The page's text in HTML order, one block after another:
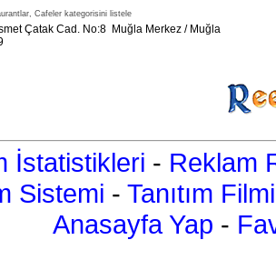
Cafeler kategorisini listele
Çatak Cad. No:8 Muğla Merkez / Muğla
İstatistikleri - Reklam
Sistemi - Tanıtım Filmi
Anasayfa Yap -